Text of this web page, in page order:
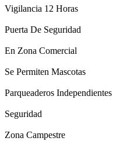
Vigilancia 12 Horas
Puerta De Seguridad
En Zona Comercial
Se Permiten Mascotas
Parqueaderos Independientes
Seguridad
Zona Campestre